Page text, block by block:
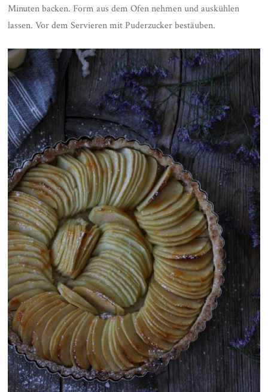
Minuten backen. Form aus dem Ofen nehmen und auskühlen
lassen. Vor dem Servieren mit Puderzucker bestäuben.